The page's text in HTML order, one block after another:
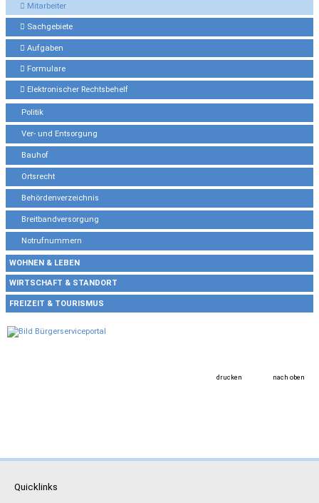
Mitarbeiter
Sachgebiete
Aufgaben
Formulare
Elektronischer Rechtsbehelf
Politik
Ver- und Entsorgung
Bauhof
Ortsrecht
Behördenverzeichnis
Breitbandversorgung
Notrufnummern
WOHNEN & LEBEN
WIRTSCHAFT & STANDORT
FREIZEIT & TOURISMUS
drucken nach oben
Quicklinks